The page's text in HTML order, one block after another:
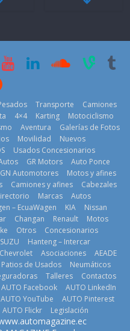
en 8
de
29 de julio de
¿Qué puede
pasar con tu
vehículo si
permanece
varios días sin
usar?
3 de agosto de
2026
Transporte
Camiones
4×4 Karting
Motociclismo
Aventura
Galerías de Fotos
Movilidad
Nuevos
Usados Concesionarios
GR Motors
Auto Ponce
GN Automotores
Motos y afines
Camiones y afines
Cabezales
Marcas
Autos
– EcuaWagen KIA
Nissan
Changan Renault
Motos
Otros
Concesionarios
Hanteng – Intercar
Asociaciones
AEADE
Patios de Usados
Neumáticos
Talleres
Contactos
AUTO Facebook
AUTO LinkedIn
AUTO YouTube
AUTO Pinterest
AUTO Flickr Legislación